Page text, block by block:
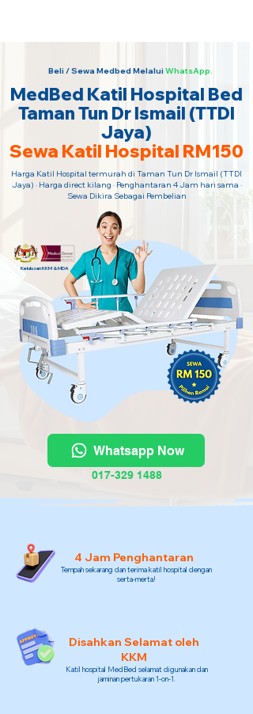
Beli / Sewa Medbed Melalui WhatsApp.
MedBed Katil Hospital Bed
Taman Tun Dr Ismail (TTDI
Jaya)
Sewa Katil Hospital RM150
Harga Katil Hospital termurah di Taman Tun Dr Ismail (TTDI
Jaya) · Harga direct kilang · Penghantaran 4 Jam hari sama ·
Sewa Dikira Sebagai Pembelian
Kelulusan KKM & MDA
Whatsapp Now
017-329 1488
4 Jam Penghantaran
Tempah sekarang dan terima katil hospital dengan
serta-merta!
Disahkan Selamat oleh
KKM
Katil hospital MedBed selamat digunakan dan
jaminan pertukaran 1-on-1.